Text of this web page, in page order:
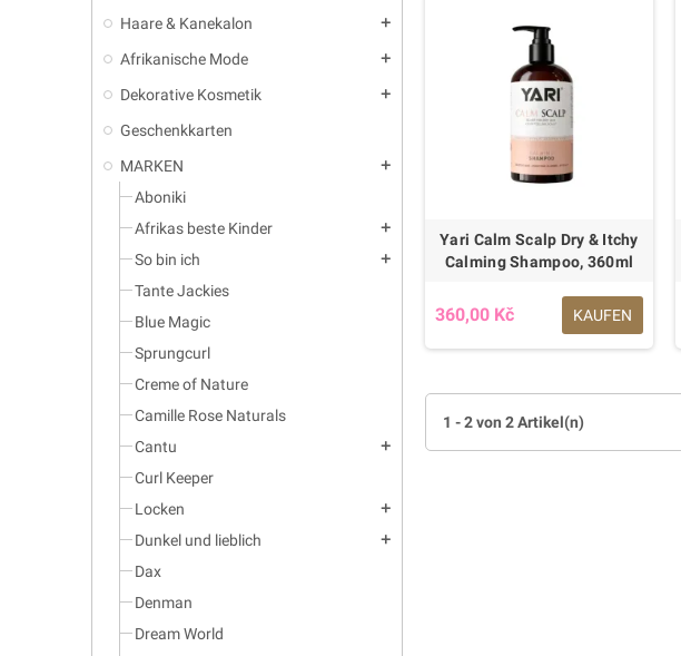
Haare & Kanekalon add
Afrikanische Mode add
Dekorative Kosmetik add
Geschenkkarten
MARKEN
add
Aboniki
Afrikas beste Kinder
add
So bin ich add
Tante Jackies
Blue Magic
Sprungcurl
Creme of Nature
Camille Rose Naturals
Cantu
add
Curl Keeper
Locken
add
Dunkel und lieblich add
Dax
Denman
Dream World
Yari Calm Scalp Dry & Itchy
Calming Shampoo, 360ml
360,00 Kč KAUFEN
1 - 2 von 2 Artikel(n)